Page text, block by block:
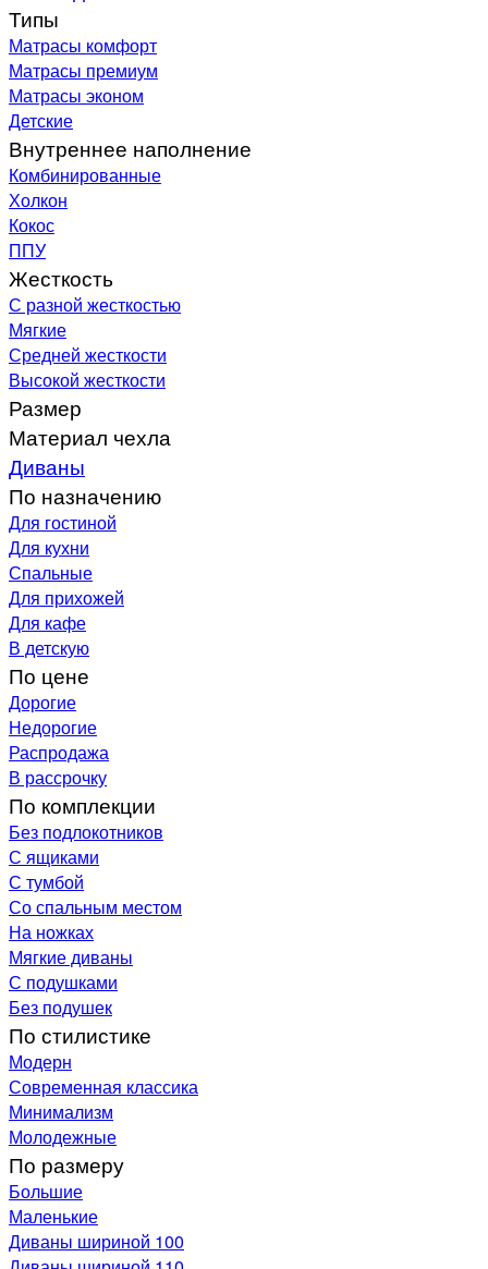
Типы
Матрасы комфорт
Матрасы премиум
Матрасы эконом
Детские
Внутреннее наполнение
Комбинированные
Холкон
Кокос
ППУ
Жесткость
С разной жесткостью
Мягкие
Средней жесткости
Высокой жесткости
Размер
Материал чехла
Диваны
По назначению
Для гостиной
Для кухни
Спальные
Для прихожей
Для кафе
В детскую
По цене
Дорогие
Недорогие
Распродажа
В рассрочку
По комплекции
Без подлокотников
С ящиками
С тумбой
Со спальным местом
На ножках
Мягкие диваны
С подушками
Без подушек
По стилистике
Модерн
Современная классика
Минимализм
Молодежные
По размеру
Большие
Маленькие
Диваны шириной 100